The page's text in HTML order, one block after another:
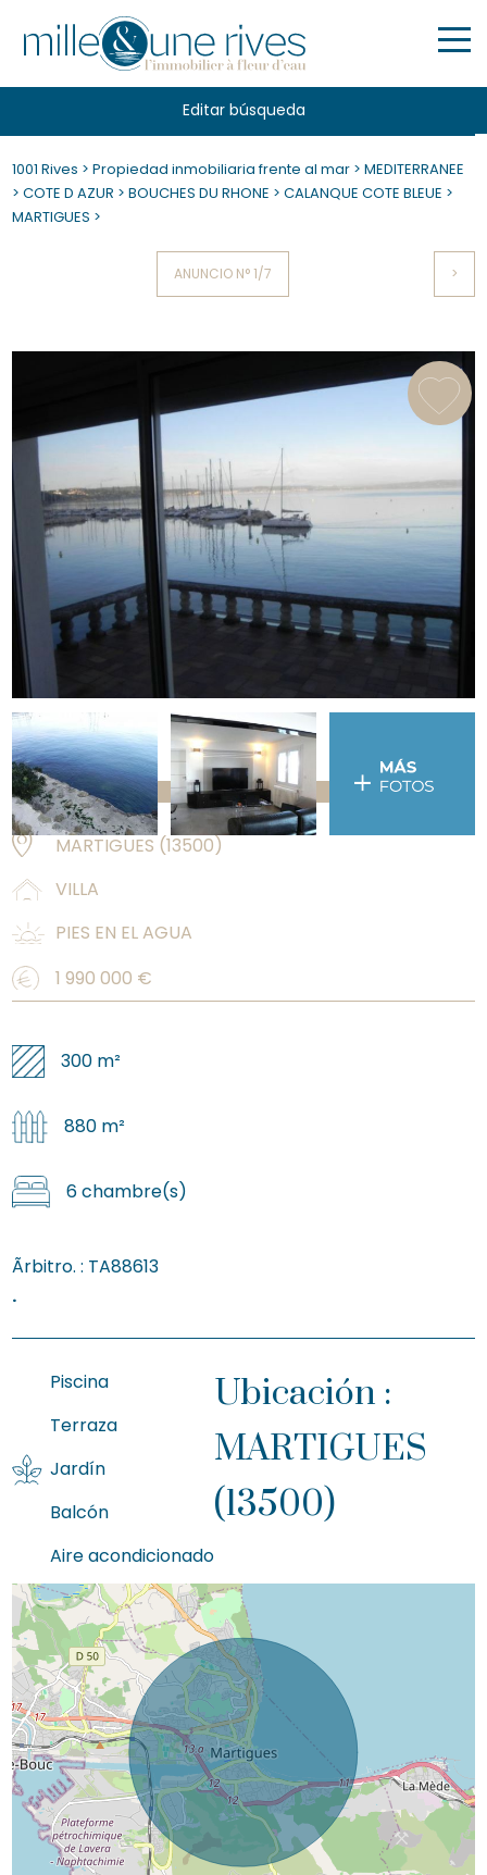
Editar búsqueda
1001 Rives >Propiedad inmobiliaria frente al mar >MEDITERRANEE
>COTE D AZUR >BOUCHES DU RHONE >CALANQUE COTE BLEUE >
MARTIGUES >
>
ANUNCIO N° 1/7
MARTIGUES (13500)
VILLA
PIES EN EL AGUA
1 990 000 €
300 m²
880 m²
6 chambre(s)
Ãrbitro. : TA88613
.
Piscina
Terraza
Jardín
Balcón
Aire acondicionado
Ubicación :
MARTIGUES
(13500)